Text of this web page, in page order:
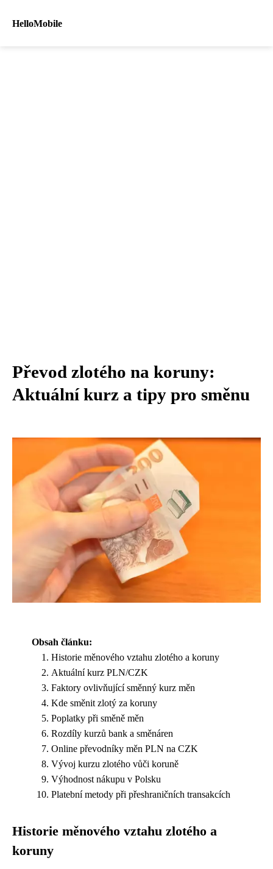
HelloMobile
Převod zlotého na koruny:
Aktuální kurz a tipy pro směnu
Obsah článku:
Historie měnového vztahu zlotého a koruny
Aktuální kurz PLN/CZK
Faktory ovlivňující směnný kurz měn
Kde směnit zlotý za koruny
Poplatky při směně měn
Rozdíly kurzů bank a směnáren
Online převodníky měn PLN na CZK
Vývoj kurzu zlotého vůči koruně
Výhodnost nákupu v Polsku
Platební metody při přeshraničních transakcích
Historie měnového vztahu zlotého a
koruny